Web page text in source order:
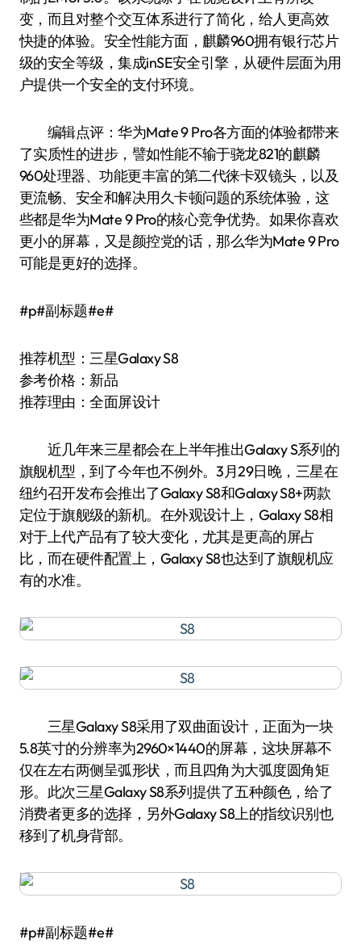
变，而且对整个交互体系进行了简化，给人更高效
快捷的体验。安全性能方面，麒麟960拥有银行芯片
级的安全等级，集成inSE安全引擎，从硬件层面为用
户提供一个安全的支付环境。
编辑点评：华为Mate 9 Pro各方面的体验都带来
了实质性的进步，譬如性能不输于骁龙821的麒麟
960处理器、功能更丰富的第二代徕卡双镜头，以及
更流畅、安全和解决用久卡顿问题的系统体验，这
些都是华为Mate 9 Pro的核心竞争优势。如果你喜欢
更小的屏幕，又是颜控党的话，那么华为Mate 9 Pro
可能是更好的选择。
#p#副标题#e#
推荐机型：三星Galaxy S8
参考价格：新品
推荐理由：全面屏设计
近几年来三星都会在上半年推出Galaxy S系列的
旗舰机型，到了今年也不例外。3月29日晚，三星在
纽约召开发布会推出了Galaxy S8和Galaxy S8+两款
定位于旗舰级的新机。在外观设计上，Galaxy S8相
对于上代产品有了较大变化，尤其是更高的屏占
比，而在硬件配置上，Galaxy S8也达到了旗舰机应
有的水准。
三星Galaxy S8采用了双曲面设计，正面为一块
5.8英寸的分辨率为2960×1440的屏幕，这块屏幕不
仅在左右两侧呈弧形状，而且四角为大弧度圆角矩
形。此次三星Galaxy S8系列提供了五种颜色，给了
消费者更多的选择，另外Galaxy S8上的指纹识别也
移到了机身背部。
#p#副标题#e#